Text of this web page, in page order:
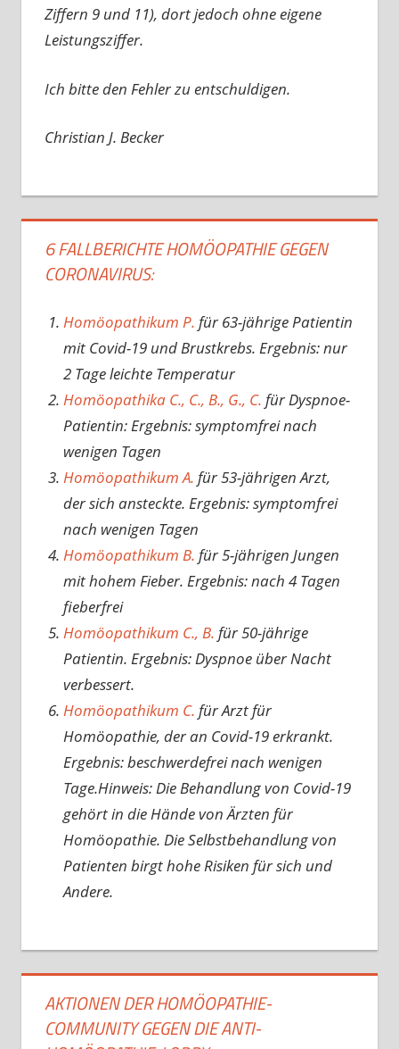
Ziffern 9 und 11), dort jedoch ohne eigene
Leistungsziffer.
Ich bitte den Fehler zu entschuldigen.
Christian J. Becker
6 FALLBERICHTE HOMÖOPATHIE GEGEN
CORONAVIRUS:
Homöopathikum P. für 63-jährige Patientin
mit Covid-19 und Brustkrebs. Ergebnis: nur
2 Tage leichte Temperatur
Homöopathika C., C., B., G., C. für Dyspnoe-
Patientin: Ergebnis: symptomfrei nach
wenigen Tagen
Homöopathikum A. für 53-jährigen Arzt,
der sich ansteckte. Ergebnis: symptomfrei
nach wenigen Tagen
Homöopathikum B. für 5-jährigen Jungen
mit hohem Fieber. Ergebnis: nach 4 Tagen
fieberfrei
Homöopathikum C., B. für 50-jährige
Patientin. Ergebnis: Dyspnoe über Nacht
verbessert.
Homöopathikum C. für Arzt für
Homöopathie, der an Covid-19 erkrankt.
Ergebnis: beschwerdefrei nach wenigen
Tage.Hinweis: Die Behandlung von Covid-19
gehört in die Hände von Ärzten für
Homöopathie. Die Selbstbehandlung von
Patienten birgt hohe Risiken für sich und
Andere.
AKTIONEN DER HOMÖOPATHIE-
COMMUNITY GEGEN DIE ANTI-